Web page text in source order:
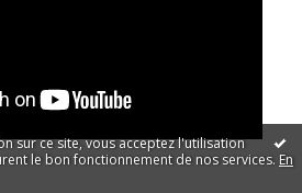
sur ce site, vous acceptez l'utilisation
le bon fonctionnement de nos services. En